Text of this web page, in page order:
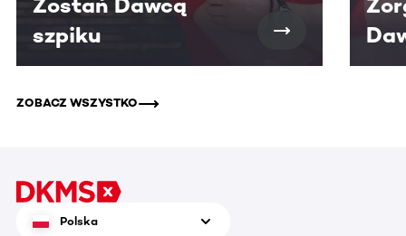
szpiku
ZOBACZ WSZYSTKO
Polska